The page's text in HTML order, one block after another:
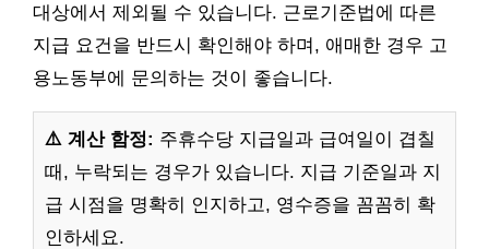
대상에서 제외될 수 있습니다. 근로기준법에 따른
지급 요건을 반드시 확인해야 하며, 애매한 경우 고
용노동부에 문의하는 것이 좋습니다.
⚠️ 계산 함정: 주휴수당 지급일과 급여일이 겹칠
때, 누락되는 경우가 있습니다. 지급 기준일과 지
급 시점을 명확히 인지하고, 영수증을 꼼꼼히 확
인하세요.